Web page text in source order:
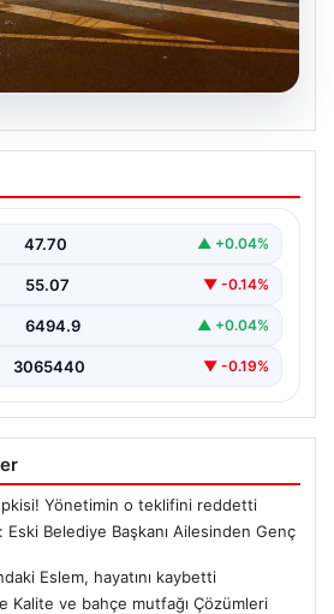
Kaza: Eski Belediye
Genç Hayatını
ilçesinde meydana gelen korkutucu
47.70 ▲ +0.04%
55.07 ▼ -0.14%
6494.9 ▲ +0.04%
3065440 ▼ -0.19%
Yönetimin o teklifini reddetti
Eski Belediye Başkanı Ailesinden Genç
Eslem, hayatını kaybetti
Kalite ve bahçe mutfağı Çözümleri